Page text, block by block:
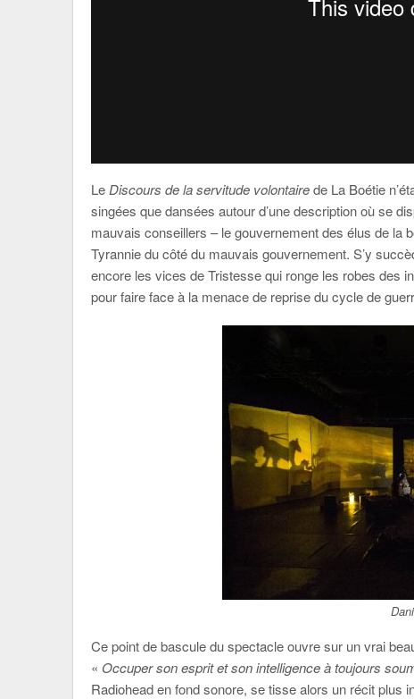
Le Discours de la servitude volontairede La Boétie
singées que dansées autour d’une description où se
mauvais conseillers – le gouvernement des élus de la
Tyrannie du côté du mauvais gouvernement. S’y
encore les vices de Tristesse qui ronge les robes des
pour faire face à la menace de reprise du cycle de
Ce point de bascule du spectacle ouvre sur un vrai
« Occuper son esprit et son intelligence à toujours
Radiohead en fond sonore, se tisse alors un récit plus